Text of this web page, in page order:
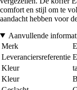
comfort en stijl om te
aandacht hebben voor
Aanvullende
Merk
Leveranciersreferentie
Kleur
Kleur